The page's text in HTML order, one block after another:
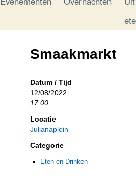
Smaakmarkt
Datum / Tijd
12/08/2022
17:00
Locatie
Julianaplein
Categorie
Eten en Drinken